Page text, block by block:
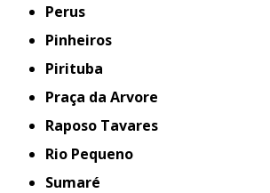
Perus
Pinheiros
Pirituba
Praça da Arvore
Raposo Tavares
Rio Pequeno
Sumaré